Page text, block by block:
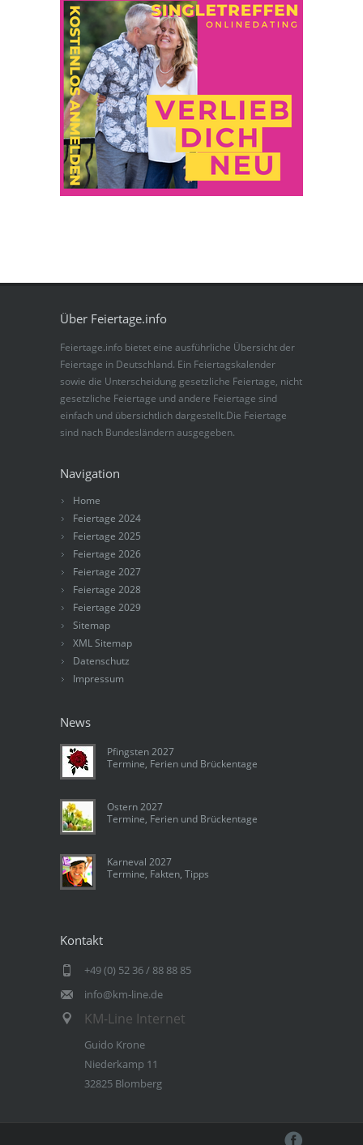
Über Feiertage.info
Feiertage.info bietet eine ausführliche Übersicht der
Feiertage in Deutschland. Ein Feiertagskalender
sowie die Unterscheidung gesetzliche Feiertage, nicht
gesetzliche Feiertage und andere Feiertage sind
einfach und übersichtlich dargestellt.Die Feiertage
sind nach Bundesländern ausgegeben.
Navigation
Home
Feiertage 2024
Feiertage 2025
Feiertage 2026
Feiertage 2027
Feiertage 2028
Feiertage 2029
Sitemap
XML Sitemap
Datenschutz
Impressum
News
Pfingsten 2027
Termine, Ferien und Brückentage
Ostern 2027
Termine, Ferien und Brückentage
Karneval 2027
Termine, Fakten, Tipps
Kontakt
+49 (0) 52 36 / 88 88 85
info@km-line.de
KM-Line Internet
Guido Krone
Niederkamp 11
32825 Blomberg